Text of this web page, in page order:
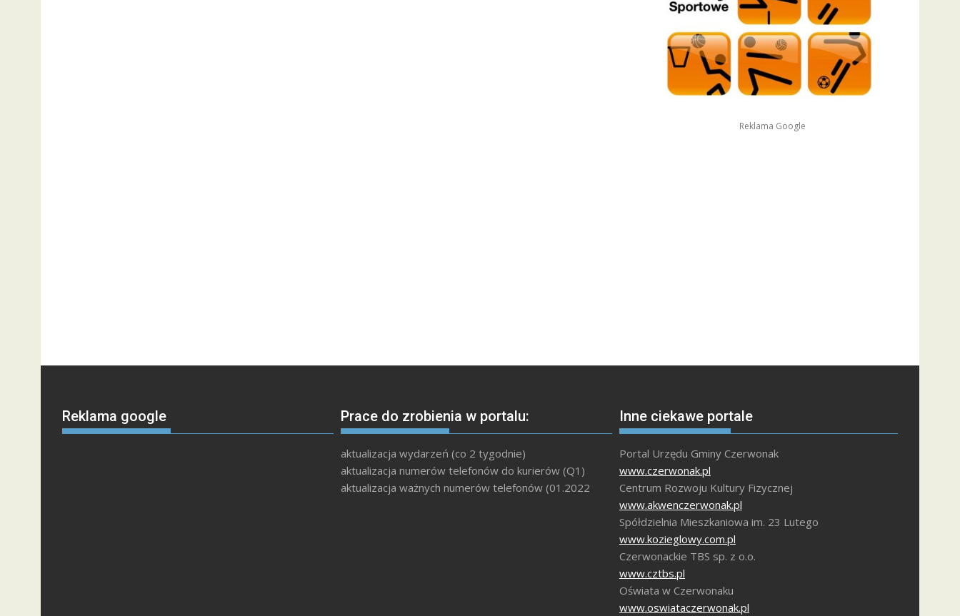
Reklama Google
Reklama google Prace do zrobienia w portalu:
aktualizacja wydarzeń (co 2 tygodnie)
aktualizacja numerów telefonów do kurierów (Q1)
aktualizacja ważnych numerów telefonów (01.2022
Inne ciekawe portale
Portal Urzędu Gminy Czerwonak
www.czerwonak.pl
Centrum Rozwoju Kultury Fizycznej
www.akwenczerwonak.pl
Spółdzielnia Mieszkaniowa im. 23 Lutego
www.kozieglowy.com.pl
Czerwonackie TBS sp. z o.o.
www.cztbs.pl
Oświata w Czerwonaku
www.oswiataczerwonak.pl